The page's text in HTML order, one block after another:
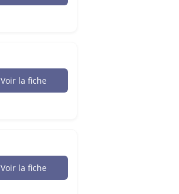
Voir la fiche
Voir la fiche